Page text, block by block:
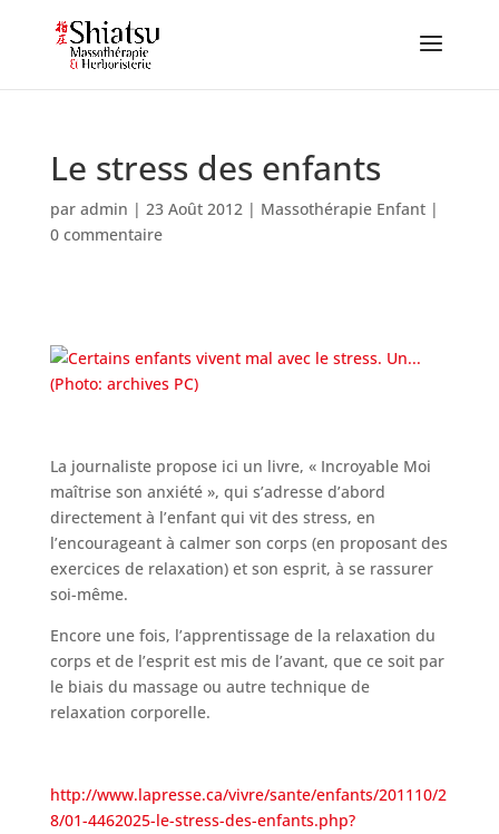
Le stress des enfants
par admin | 23 Août 2012| Massothérapie Enfant|
0 commentaire
La journaliste propose ici un livre, « Incroyable Moi
maîtrise son anxiété », qui s’adresse d’abord
directement à l’enfant qui vit des stress, en
l’encourageant à calmer son corps (en proposant des
exercices de relaxation) et son esprit, à se rassurer
soi-même.
Encore une fois, l’apprentissage de la relaxation du
corps et de l’esprit est mis de l’avant, que ce soit par
le biais du massage ou autre technique de
relaxation corporelle.
http://www.lapresse.ca/vivre/sante/enfants/201110/2
8/01-4462025-le-stress-des-enfants.php?